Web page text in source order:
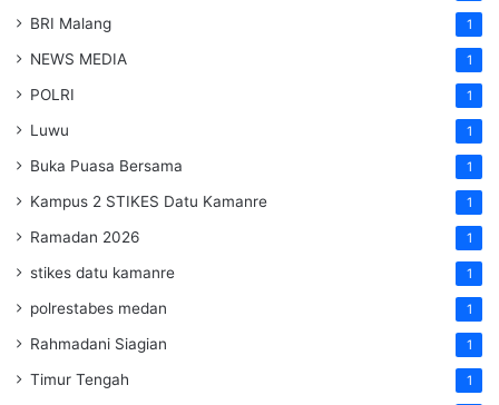
BRI Malang 1
NEWS MEDIA 1
POLRI 1
Luwu 1
Buka Puasa Bersama 1
Kampus 2 STIKES Datu Kamanre 1
Ramadan 2026 1
stikes datu kamanre 1
polrestabes medan 1
Rahmadani Siagian 1
Timur Tengah 1